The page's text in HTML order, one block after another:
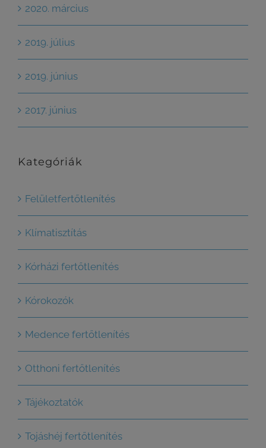
2020. március
2019. július
2019. június
2017. június
Kategóriák
Felületfertőtlenítés
Klímatisztítás
Kórházi fertőtlenítés
Kórokozók
Medence fertőtlenítés
Otthoni fertőtlenítés
Tájékoztatók
Tojáshéj fertőtlenítés